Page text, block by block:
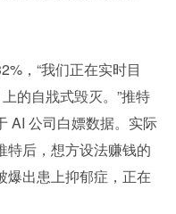
，“我们正在实时目
的自戕式毁灭。”推特
AI 公司白嫖数据。实际
特后，想方设法赚钱的
爆出患上抑郁症，正在